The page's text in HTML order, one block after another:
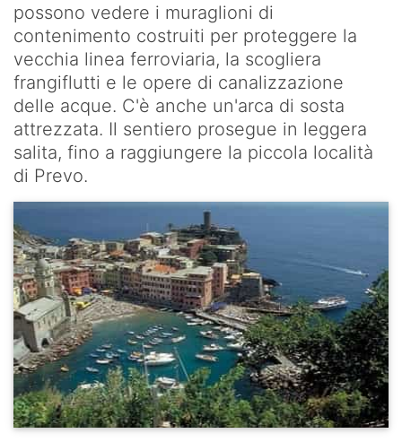
possono vedere i muraglioni di
contenimento costruiti per proteggere la
vecchia linea ferroviaria, la scogliera
frangiflutti e le opere di canalizzazione
delle acque. C'è anche un'arca di sosta
attrezzata. Il sentiero prosegue in leggera
salita, fino a raggiungere la piccola località
di Prevo.